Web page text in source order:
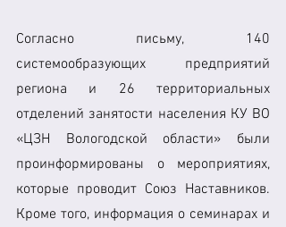
Согласно письму, 140
системообразующих предприятий
региона и 26 территориальных
отделений занятости населения КУ ВО
«ЦЗН Вологодской области» были
проинформированы о мероприятиях,
которые проводит Союз Наставников.
Кроме того, информация о семинарах и